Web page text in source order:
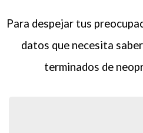
Para despejar tus
datos que necesita
terminados de